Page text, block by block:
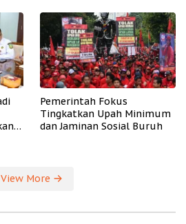
Pemerintah Fokus
Tingkatkan Upah Minimum
dan Jaminan Sosial Buruh
View More